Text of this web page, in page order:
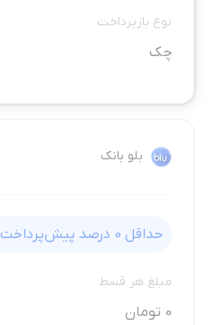
نوع بازپرداخت
چک
بلو بانک
حداقل 0 درصد پیش‌پرداخت
مبلغ هر قسط
0 تومان